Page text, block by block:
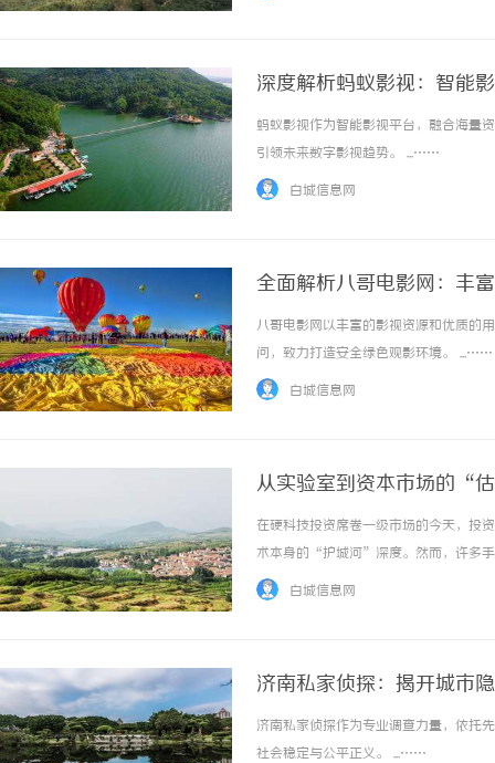
深度解析蚂蚁影视：智能
蚂蚁影视作为智能影视平台，融合海量
引领未来数字影视趋势。 ...……
白城信息网
全面解析八哥电影网：丰
八哥电影网以丰富的影视资源和优质的
问，致力打造安全绿色观影环境。 ...……
白城信息网
从实验室到资本市场的“
逻辑
在硬科技投资席卷一级市场的今天，投
术本身的“护城河”深度。然而，许多
融资便是水到渠成。现实却是，由于缺
白城信息网
济南私家侦探：揭开城市
济南私家侦探作为专业调查力量，依托
社会稳定与公平正义。 ...……
秘！专业充电桩项目软件开发商，究竟藏着
些行业秘诀？
开店最怕“搜不到”为什
ai却天天给他免费派单？